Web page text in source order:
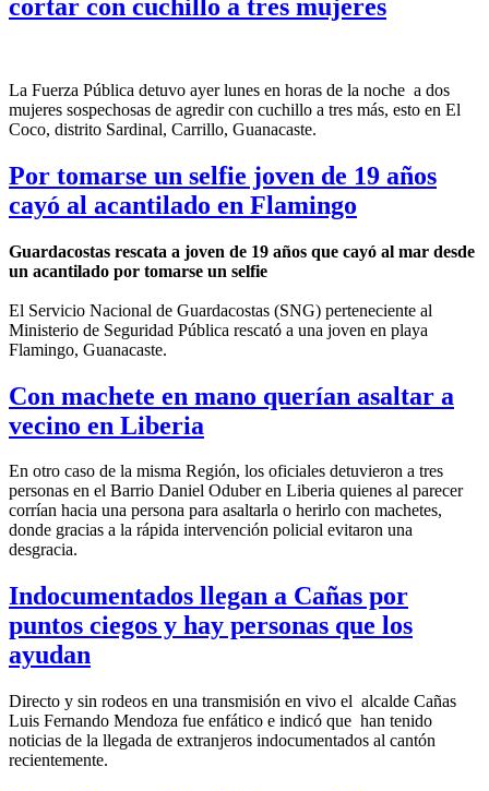
cortar con cuchillo a tres mujeres
La Fuerza Pública detuvo ayer lunes en horas de la noche a dos
mujeres sospechosas de agredir con cuchillo a tres más, esto en El
Coco, distrito Sardinal, Carrillo, Guanacaste.
Por tomarse un selfie joven de 19 años
cayó al acantilado en Flamingo
Guardacostas rescata a joven de 19 años que cayó al mar desde
un acantilado por tomarse un selfie
El Servicio Nacional de Guardacostas (SNG) perteneciente al
Ministerio de Seguridad Pública rescató a una joven en playa
Flamingo, Guanacaste.
Con machete en mano querían asaltar a
vecino en Liberia
En otro caso de la misma Región, los oficiales detuvieron a tres
personas en el Barrio Daniel Oduber en Liberia quienes al parecer
corrían hacia una persona para asaltarla o herirlo con machetes,
donde gracias a la rápida intervención policial evitaron una
desgracia.
Indocumentados llegan a Cañas por
puntos ciegos y hay personas que los
ayudan
Directo y sin rodeos en una transmisión en vivo el alcalde Cañas
Luis Fernando Mendoza fue enfático e indicó que han tenido
noticias de la llegada de extranjeros indocumentados al cantón
recientemente.